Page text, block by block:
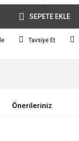
SEPETE EKLE
Tavsiye Et
Önerileriniz